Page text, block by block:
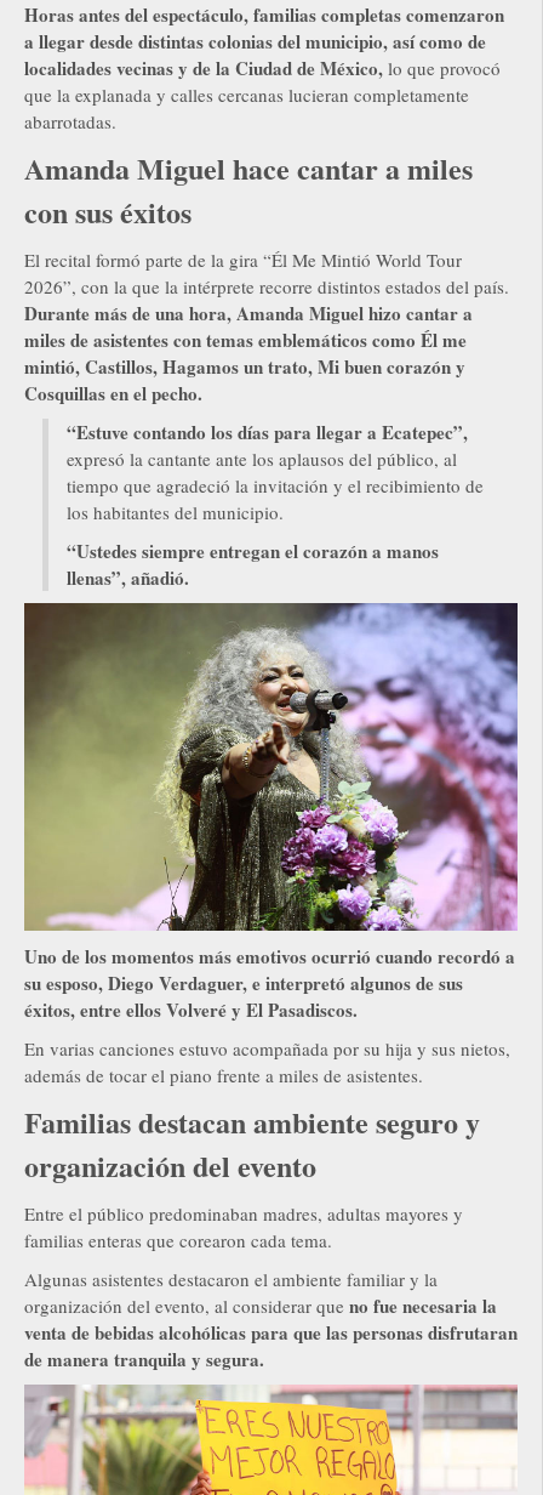
Horas antes del espectáculo, familias completas comenzaron
a llegar desde distintas colonias del municipio, así como de
localidades vecinas y de la Ciudad de México, lo que provocó
que la explanada y calles cercanas lucieran completamente
abarrotadas.
Amanda Miguel hace cantar a miles
con sus éxitos
El recital formó parte de la gira “Él Me Mintió World Tour
2026”, con la que la intérprete recorre distintos estados del país.
Durante más de una hora, Amanda Miguel hizo cantar a
miles de asistentes con temas emblemáticos como Él me
mintió, Castillos, Hagamos un trato, Mi buen corazón y
Cosquillas en el pecho.
“Estuve contando los días para llegar a Ecatepec”,
expresó la cantante ante los aplausos del público, al
tiempo que agradeció la invitación y el recibimiento de
los habitantes del municipio.
“Ustedes siempre entregan el corazón a manos
llenas”, añadió.
Uno de los momentos más emotivos ocurrió cuando recordó a
su esposo, Diego Verdaguer, e interpretó algunos de sus
éxitos, entre ellos Volveré y El Pasadiscos.
En varias canciones estuvo acompañada por su hija y sus nietos,
además de tocar el piano frente a miles de asistentes.
Familias destacan ambiente seguro y
organización del evento
Entre el público predominaban madres, adultas mayores y
familias enteras que corearon cada tema.
Algunas asistentes destacaron el ambiente familiar y la
organización del evento, al considerar que no fue necesaria la
venta de bebidas alcohólicas para que las personas disfrutaran
de manera tranquila y segura.